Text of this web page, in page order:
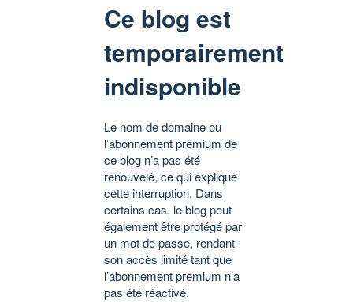
Ce blog est
temporairement
indisponible
Le nom de domaine ou
l’abonnement premium de
ce blog n’a pas été
renouvelé, ce qui explique
cette interruption. Dans
certains cas, le blog peut
également être protégé par
un mot de passe, rendant
son accès limité tant que
l’abonnement premium n’a
pas été réactivé.